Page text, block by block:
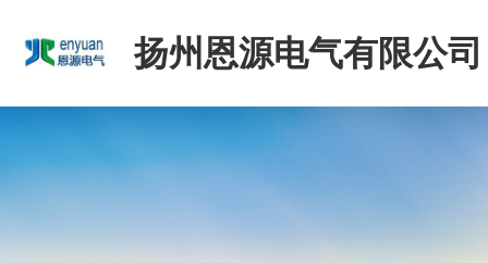
扬州恩源电气有限公司